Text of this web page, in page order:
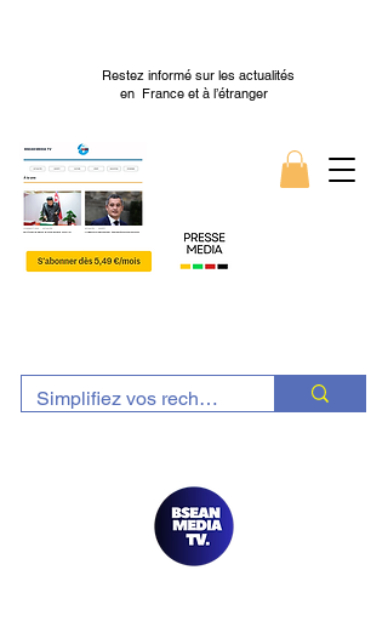
Restez informé sur les actualités
en France et à l’étranger